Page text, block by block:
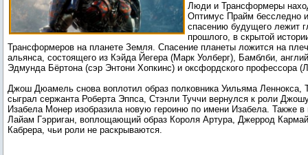
Люди и Трансформеры
Оптимус Прайм бесследно
спасению будущего лежит
прошлого, в скрытой
Трансформеров на планете Земля. Спасение планеты ложится на
альянса, состоящего из Кэйда Йегера (Марк Уолберг), Бамблби,
Эдмунда Бёртона (сэр Энтони Хопкинс) и оксфордского профессора
Джош Дюамель снова воплотил образ полковника Уильяма Леннокса,
сыграл сержанта Роберта Эппса, Стэнли Туччи вернулся к роли
Изабела Монер изобразила новую героиню по имени Изабела. Также в
Лайам Гэрриган, воплощающий образ Короля Артура, Джеррод
Кабрера, чьи роли не раскрываются.